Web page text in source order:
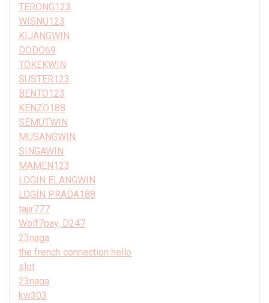
TERONG123
WISNU123
KIJANGWIN
DODO69
TOKEKWIN
SUSTER123
BENTO123
KENZO188
SEMUTWIN
MUSANGWIN
SINGAWIN
MAMEN123
LOGIN ELANGWIN
LOGIN PRADA188
tajir777
Wolf7pay, D247
23naga
the french connection hello
slot
23naga
kw303